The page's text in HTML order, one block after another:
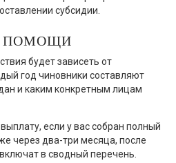
субсидии.
ПОМОЩИ
будет зависеть от
год чиновники составляют
и каким конкретным лицам
если у вас собран полный
через два-три месяца, после
в сводный перечень.